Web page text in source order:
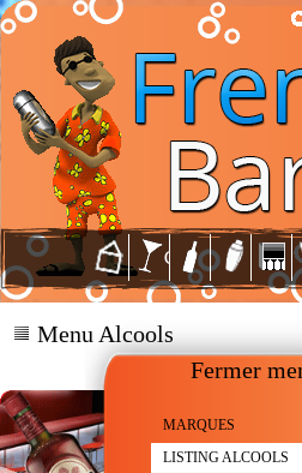
Fermer
MARQUES
LISTING ALCOOLS
Menu Alcools